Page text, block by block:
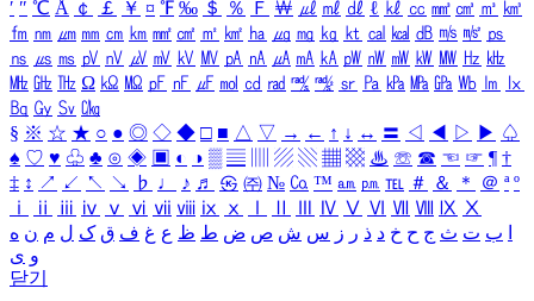
′ ″ ℃ Å ￠ ￡ ￥ ¤ ℉ ‰ ＄ ％ Ｆ ￦ ㎕ ㎖ ㎗ ℓ ㎘ ㏄ ㎣ ㎤ ㎥ ㎦
㎙ ㎚ ㎛ ㎜ ㎝ ㎞ ㎟ ㎠ ㎡ ㎢ ㏊ ㎍ ㎎ ㎏ ㏏ ㎈ ㎉ ㏈ ㎧ ㎨ ㎰
㎱ ㎲ ㎳ ㎴ ㎵ ㎶ ㎷ ㎸ ㎹ ㎀ ㎁ ㎂ ㎃ ㎄ ㎺ ㎻ ㎽ ㎾ ㎿ ㎐ ㎑
㎒ ㎓ ㎔ Ω ㏀ ㏁ ㎊ ㎋ ㎌ ㏖ ㏅ ㎭ ㎮ ㎯ ㏛ ㎩ ㎪ ㎫ ㎬ ㏝ ㏐
㏓
㏃ ㏉ ㏜ ㏆
§ ※ ☆ ★ ○ ● ◎ ◇ ◆ □ ■ △ ▽ → ← ↑ ↓ ↔ 〓 ◁ ◀ ▷ ▶ ♤
♠ ♡ ♥ ♧ ♣ ⊙ ◈ ▣ ◐ ◑ ▒ ▤ ▨ ▧ ▦ ▩ ♨ ☏ ☎ ☜ ☞ ¶ †
‡ ↕ ↗ ↙ ↖ ↘ ♭ ♩ ♪ ♬ ㉿ ㈜ № ㏇ ™ ㏂ ㏘ ℡ ＃ ＆ ＊ ＠ ª º
ⅰ
ⅱ ⅲ ⅳ ⅴ ⅵ ⅶ ⅷ ⅸ ⅹ Ⅳ Ⅴ Ⅵ Ⅶ Ⅷ Ⅸ Ⅹ
ب ت ث ج ح خ د ذ ر ز س ش ص ض ط ظ ع غ ف ق ک ل م ن ه
و ی
닫기